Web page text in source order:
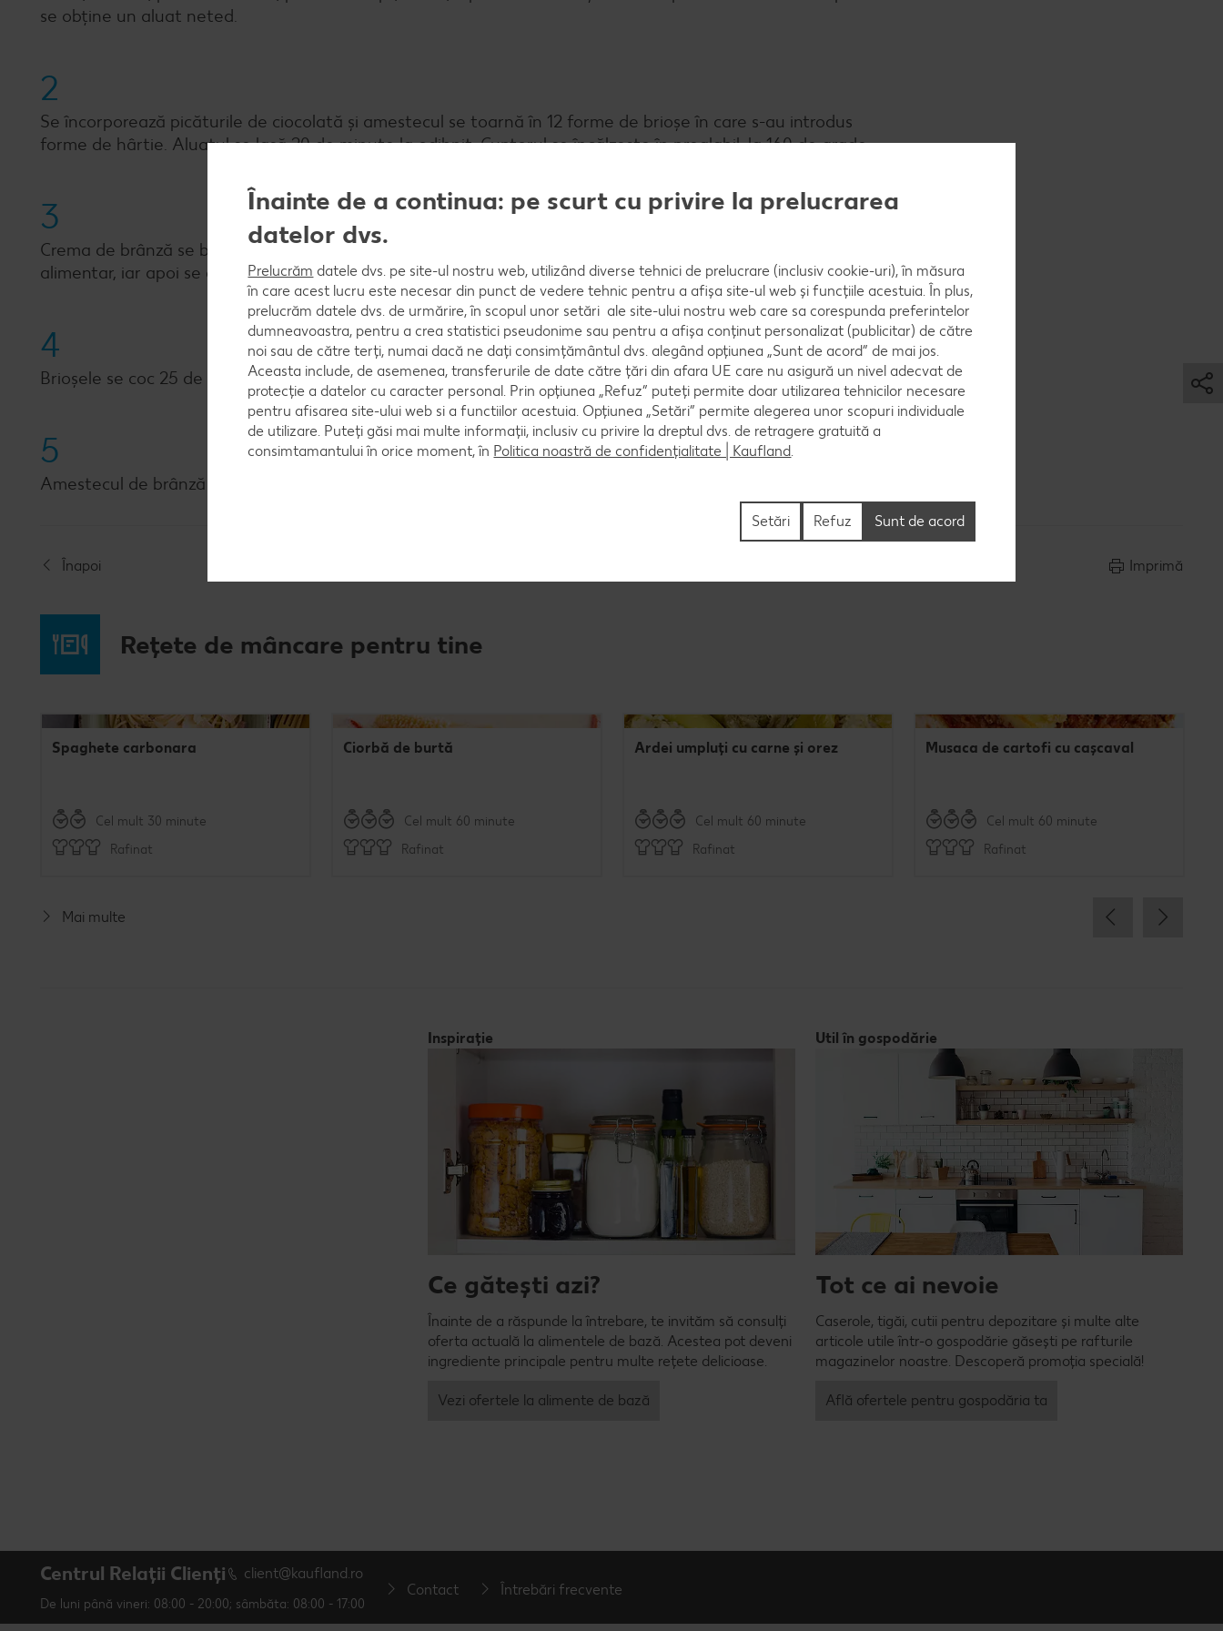
se obține un aluat neted.
2
Se încorporează picăturile de ciocolată și amestecul se toarnă în 12 forme de brioșe în care s-au introdus
forme de hârtie. Aluatul se lasă 20 de minute la odihnit. Cuptorul se încălzește în prealabil, la 160 de grade.
3
Crema de brânză se bate cu telul, într-un castron. Se adaugă zahărul pudră, pudra de cireșe și colorantul
alimentar, iar apoi se amestecă. Amestecul se lasă acoperit, la răcit, timp de 20 de minute.
4
Brioșele se coc 25 de minute și se lasă 1 oră să se răcească.
5
Amestecul de brânză se pune într-un poș și se formează melcișori pe brioșe.
Înapoi Imprimă
Rețete de mâncare pentru tine
Spaghete carbonara
Cel mult 30 minute
Rafinat
Ciorbă de burtă
Cel mult 60 minute
Rafinat
Ardei umpluți cu carne și orez
Cel mult 60 minute
Rafinat
Musaca de cartofi cu cașcaval
Cel mult 60 minute
Rafinat
Mai multe
Inspirație
Ce gătești azi?
Înainte de a răspunde la întrebare, te invităm să consulți
oferta actuală la alimentele de bază. Acestea pot deveni
ingrediente principale pentru multe rețete delicioase.
Vezi ofertele la alimente de bază
Util în gospodărie
Tot ce ai nevoie
Caserole, tigăi, cutii pentru depozitare și multe alte
articole utile într-o gospodărie găsești pe rafturile
magazinelor noastre. Descoperă promoția specială!
Află ofertele pentru gospodăria ta
Centrul Relații Clienți client@kaufland.ro
De luni până vineri: 08:00 - 20:00; sâmbăta: 08:00 - 17:00
Contact Întrebări frecvente
Înainte de a continua: pe scurt cu privire la prelucrarea
datelor dvs.
Prelucrăm datele dvs. pe site-ul nostru web, utilizând diverse tehnici de prelucrare (inclusiv cookie-uri), în măsura
în care acest lucru este necesar din punct de vedere tehnic pentru a afișa site-ul web și funcțiile acestuia. În plus,
prelucrăm datele dvs. de urmărire, în scopul unor setări ale site-ului nostru web care sa corespunda preferintelor
dumneavoastra, pentru a crea statistici pseudonime sau pentru a afișa conținut personalizat (publicitar) de către
noi sau de către terți, numai dacă ne dați consimțământul dvs. alegând opțiunea „Sunt de acord” de mai jos.
Aceasta include, de asemenea, transferurile de date către țări din afara UE care nu asigură un nivel adecvat de
protecție a datelor cu caracter personal. Prin opțiunea „Refuz” puteți permite doar utilizarea tehnicilor necesare
pentru afisarea site-ului web si a functiilor acestuia. Opțiunea „Setări” permite alegerea unor scopuri individuale
de utilizare. Puteți găsi mai multe informații, inclusiv cu privire la dreptul dvs. de retragere gratuită a
consimtamantului în orice moment, în Politica noastră de confidențialitate | Kaufland
Refuz Sunt de acord
Setări